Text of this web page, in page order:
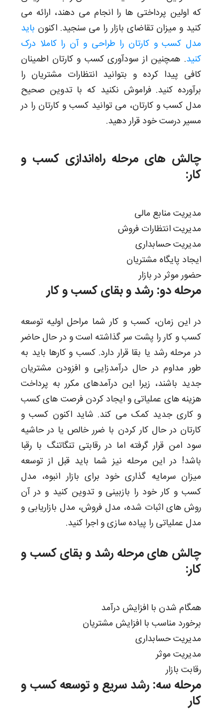
که اولین پرداختی ها را انجام می دهند، ارائه می
کنید و میزان تقاضای بازار را می سنجید. اکنون باید
مدل کسب و کارتان را طراحی و آن را کاملا درک
کنید. همچنین از سودآوری کسب و کارتان اطمینان
کافی پیدا کرده و بتوانید انتظارات مشتریان را
برآورده کنید. فراموش نکنید که با تدوین صحیح
مدل کسب و کارتان، می توانید کسب و کارتان را در
مسیر درست خود قرار دهید.
چالش های مرحله راه‌اندازی کسب و
کار:
مدیریت منابع مالی
مدیریت انتظارات فروش
مدیریت حسابداری
ایجاد پایگاه مشتریان
حضور موثر در بازار
مرحله دو: رشد و بقای کسب و کار
در این زمان، کسب و کار شما مراحل اولیه توسعه
کسب و کار را پشت سر گذاشته است و در حال حاضر
در مرحله رشد یا بقا قرار دارد. کسب و کارها باید به
طور مداوم در حال درآمدزایی و افزودن مشتریان
جدید باشند، زیرا این درآمدهای مکرر به پرداخت
هزینه های عملیاتی و ایجاد کردن فرصت های کسب
و کاری جدید کمک می کند. شاید اکنون کسب و
کارتان در حال کار کردن با ضرر خالص یا در حاشیه
سود امن قرار گرفته اما در رقابتی تنگاتنگ با رقبا
باشد! در این مرحله نیز شما باید قبل از توسعه
میزان سرمایه گذاری خود برای بازار انبوه، مدل
کسب و کار خود را بازبینی و تدوین کنید و در آن
روش های اثبات شده، مدل فروش، مدل بازاریابی و
مدل عملیاتی را پیاده سازی و اجرا کنید.
چالش های مرحله رشد و بقای کسب و
کار:
همگام شدن با افزایش درآمد
برخورد مناسب با افزایش مشتریان
مدیریت حسابداری
مدیریت موثر
رقابت بازار
مرحله سه: رشد سریع و توسعه کسب و
کار